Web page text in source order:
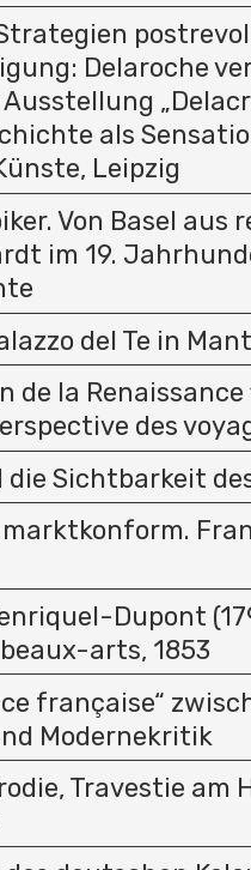
Delaroche
als
Leipzig
Von Basel aus
im 19.
del Te in
de la
des
Sichtbarkeit
Dupont
arts, 1853
française“
Modernekritik
Travestie am